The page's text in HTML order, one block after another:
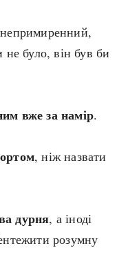
не було, він був би
вже за намір.
, ніж назвати
дурня, а іноді
розумну